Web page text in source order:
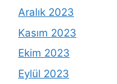
Aralık 2023
Kasım 2023
Ekim 2023
Eylül 2023